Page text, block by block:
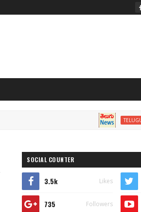
TELUGU NEWS
SOCIAL COUNTER
3.5k Likes
735 Followers